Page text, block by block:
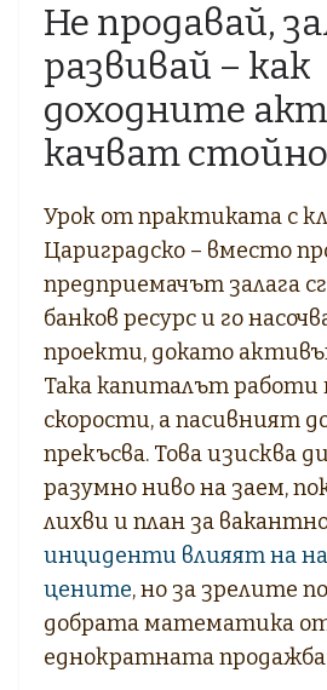
Не продавай,
развивай – как
доходните
качват
Урок от практиката с
Цариградско – вместо
предприемачът залага
банков ресурс и го
проекти, докато
Така капиталът работи
скорости, а пасивният
прекъсва. Това изисква
разумно ниво на заем,
лихви и план за
инциденти влияят на
цените, но за зрелите
добрата математика
еднократната